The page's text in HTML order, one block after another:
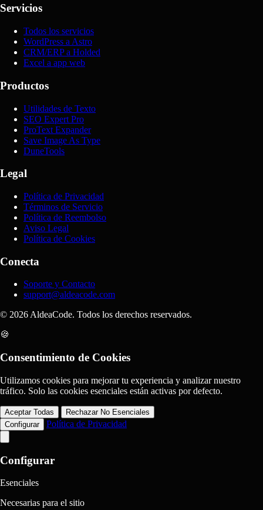
Servicios
Todos los servicios
WordPress a Astro
CRM/ERP a Holded
Excel a app web
Productos
Utilidades de Texto
SEO Expert Pro
ProText Expander
Save Image As Type
DuneTools
Legal
Política de Privacidad
Términos de Servicio
Política de Reembolso
Aviso Legal
Política de Cookies
Conecta
Soporte y Contacto
support@aldeacode.com
© 2026 AldeaCode. Todos los derechos reservados.
🍪
Consentimiento de Cookies
Utilizamos cookies para mejorar tu experiencia y analizar nuestro
tráfico. Solo las cookies esenciales están activas por defecto.
Aceptar Todas
Rechazar No Esenciales
Configurar
Política de Privacidad
Configurar
Esenciales
Necesarias para el sitio